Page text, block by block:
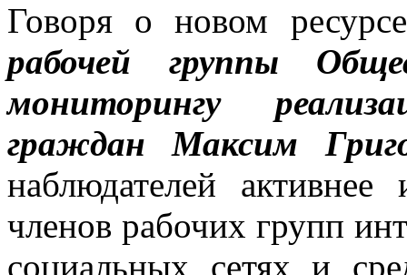
Говоря о новом
рабочей группы
мониторингу
граждан Максим
наблюдателей
членов рабочих групп
социальных сетях и